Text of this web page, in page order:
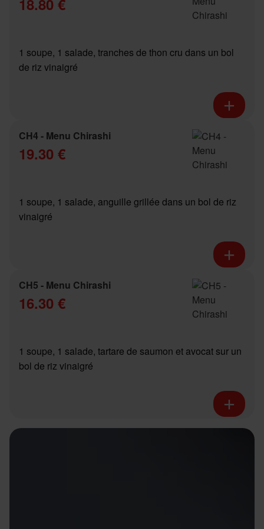
18.80 €
1 soupe, 1 salade, tranches de thon cru dans un bol
de riz vinaigré
CH4 - Menu Chirashi
19.30 €
1 soupe, 1 salade, anguille grillée dans un bol de riz
vinaigré
CH5 - Menu Chirashi
16.30 €
1 soupe, 1 salade, tartare de saumon et avocat sur un
bol de riz vinaigré